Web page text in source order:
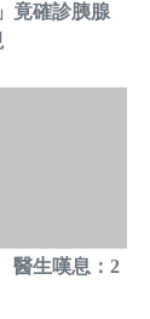
竟確診胰腺
醫生嘆息：2